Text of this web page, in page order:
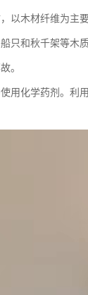
以木材纤维为主
只和秋千架等木
。
用化学药剂。利